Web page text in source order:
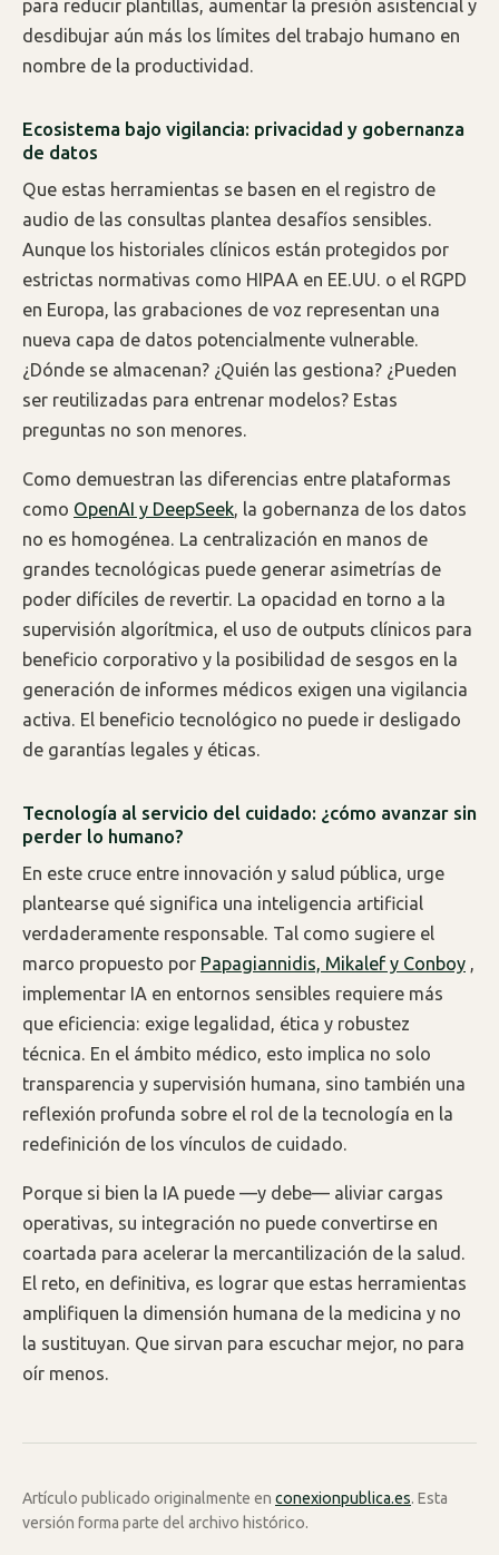
para reducir plantillas, aumentar la presión asistencial y
desdibujar aún más los límites del trabajo humano en
nombre de la productividad.
Ecosistema bajo vigilancia: privacidad y gobernanza
de datos
Que estas herramientas se basen en el registro de
audio de las consultas plantea desafíos sensibles.
Aunque los historiales clínicos están protegidos por
estrictas normativas como HIPAA en EE.UU. o el RGPD
en Europa, las grabaciones de voz representan una
nueva capa de datos potencialmente vulnerable.
¿Dónde se almacenan? ¿Quién las gestiona? ¿Pueden
ser reutilizadas para entrenar modelos? Estas
preguntas no son menores.
Como demuestran las diferencias entre plataformas
como OpenAI y DeepSeek, la gobernanza de los datos
no es homogénea. La centralización en manos de
grandes tecnológicas puede generar asimetrías de
poder difíciles de revertir. La opacidad en torno a la
supervisión algorítmica, el uso de outputs clínicos para
beneficio corporativo y la posibilidad de sesgos en la
generación de informes médicos exigen una vigilancia
activa. El beneficio tecnológico no puede ir desligado
de garantías legales y éticas.
Tecnología al servicio del cuidado: ¿cómo avanzar sin
perder lo humano?
En este cruce entre innovación y salud pública, urge
plantearse qué significa una inteligencia artificial
verdaderamente responsable. Tal como sugiere el
marco propuesto por Papagiannidis, Mikalef y Conboy ,
implementar IA en entornos sensibles requiere más
que eficiencia: exige legalidad, ética y robustez
técnica. En el ámbito médico, esto implica no solo
transparencia y supervisión humana, sino también una
reflexión profunda sobre el rol de la tecnología en la
redefinición de los vínculos de cuidado.
Porque si bien la IA puede —y debe— aliviar cargas
operativas, su integración no puede convertirse en
coartada para acelerar la mercantilización de la salud.
El reto, en definitiva, es lograr que estas herramientas
amplifiquen la dimensión humana de la medicina y no
la sustituyan. Que sirvan para escuchar mejor, no para
oír menos.
Artículo publicado originalmente en conexionpublica.es. Esta
versión forma parte del archivo histórico.